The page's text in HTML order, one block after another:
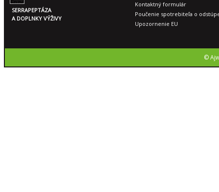
SERRAPEPTÁZA
A DOPLNKY VÝŽIVY
Kontaktný formulár
Poučenie spotrebiteľa o
Upozornenie EU
©